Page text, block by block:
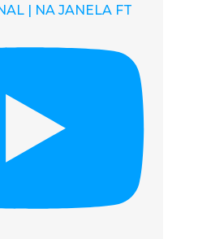
| NA JANELA FT